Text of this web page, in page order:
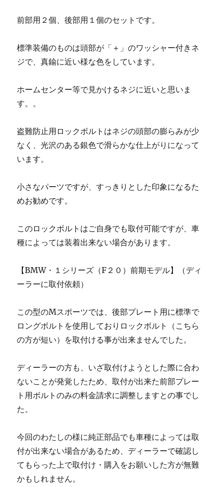
前部用２個、後部用１個のセットです。
標準装備のものは頭部が「＋」のワッシャー付きネ
ジで、真鍮に近い様な色をしています。
ホームセンター等で見かけるネジに近いと思いま
す。。
盗難防止用ロックボルトはネジの頭部の膨らみが少
なく、光沢のある銀色で滑らかな仕上がりになって
います。
小さなパーツですが、すっきりとした印象になるた
めお勧めです。
このロックボルトはご自身でも取付可能ですが、車
種によっては装着出来ない場合があります。
【BMW・１シリーズ（F２０）前期モデル】（ディ
ーラーに取付依頼）
この型のMスポーツでは、後部プレート用に標準で
ロングボルトを使用しておりロックボルト（こちら
の方が短い）を取付ける事が出来ませんでした。
ディーラーの方も、いざ取付けようとした際に合わ
ないことが発覚したため、取付が出来た前部プレー
ト用ボルトのみの料金請求に調整しますとの事でし
た。
今回のわたしの様に純正部品でも車種によっては取
付が出来ない場合があるため、ディーラーで確認し
てもらった上で取付け・購入をお願いした方が無難
かもしれません。